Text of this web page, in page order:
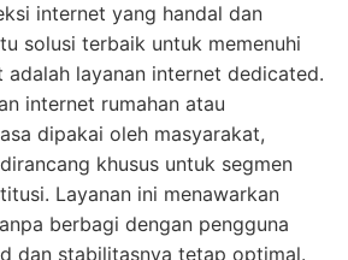
internet yang handal dan
solusi terbaik untuk memenuhi
adalah layanan internet dedicated.
internet rumahan atau
dipakai oleh masyarakat,
khusus untuk segmen
Layanan ini menawarkan
berbagi dengan pengguna
dan stabilitasnya tetap optimal.